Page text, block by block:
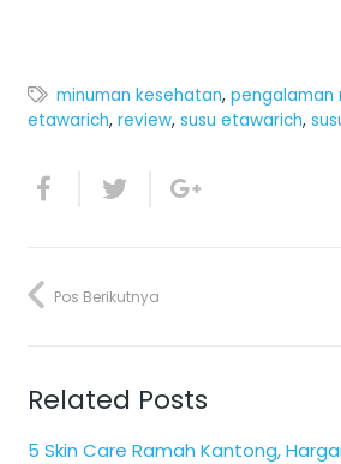
minuman kesehatan, pengalaman
etawarich, review, susu etawarich,
Pos Berikutnya
Related Posts
5 Skin Care Ramah Kantong,